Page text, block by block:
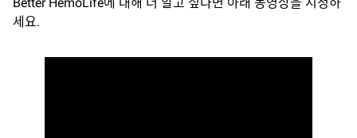
세요.